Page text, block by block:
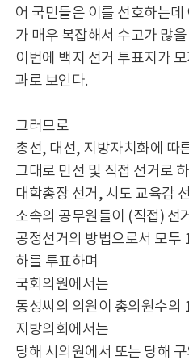
어 국민들은 이를 선호하는
가 매우 복잡해서 수고가 많
이번에 백지 선거 투표지가
과로 보인다.
그러므로
총선, 대선, 지방자치화에 따
그대로 민선 및 직접 선거로
대학총장 선거, 시도 교육감
소속의 공무원들이 (직접) 선
공정선거의 방법으로서 모두
하를 투표하며
국회의원에서는
동성씨의 의원이 총의원수의
지방의회에서는
당해 시의원에서 또는 당해